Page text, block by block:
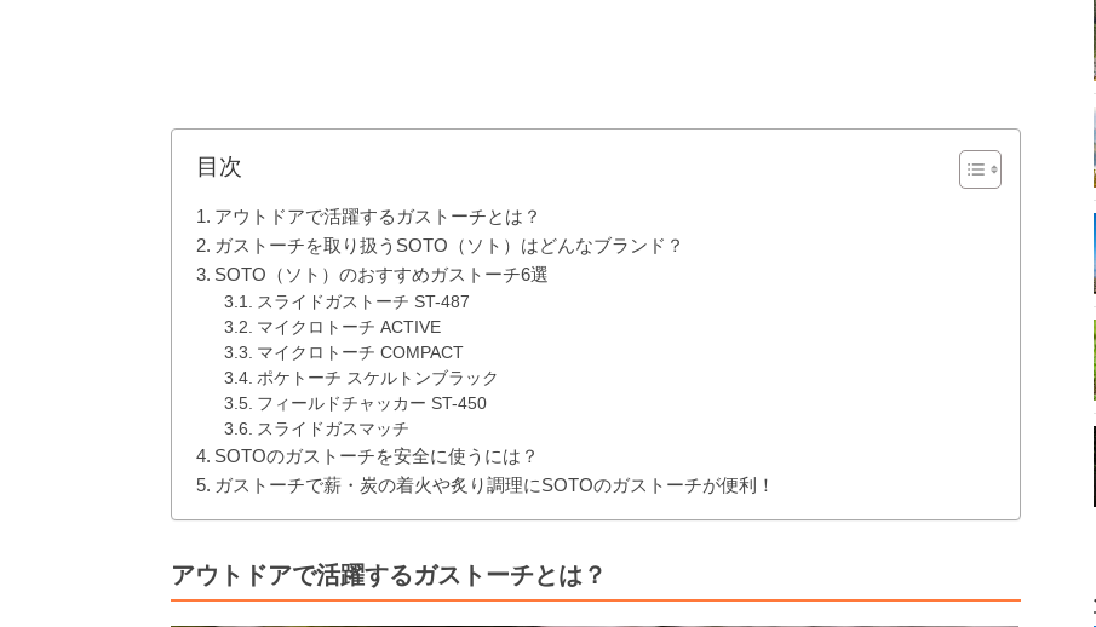
目次
アウトドアで活躍するガストーチとは？
ガストーチを取り扱うSOTO（ソト）はどんなブランド？
SOTO（ソト）のおすすめガストーチ6選
スライドガストーチ ST-487
マイクロトーチ ACTIVE
マイクロトーチ COMPACT
ポケトーチ スケルトンブラック
フィールドチャッカー ST-450
スライドガスマッチ
SOTOのガストーチを安全に使うには？
ガストーチで薪・炭の着火や炙り調理にSOTOのガストーチが便利！
アウトドアで活躍するガストーチとは？